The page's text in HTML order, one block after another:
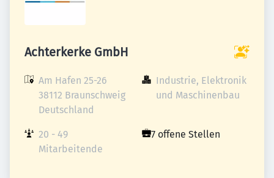
Achterkerke GmbH
Am Hafen 25-26
38112 Braunschweig
Deutschland
Industrie, Elektronik
und Maschinenbau
20 - 49
Mitarbeitende
7 offene Stellen